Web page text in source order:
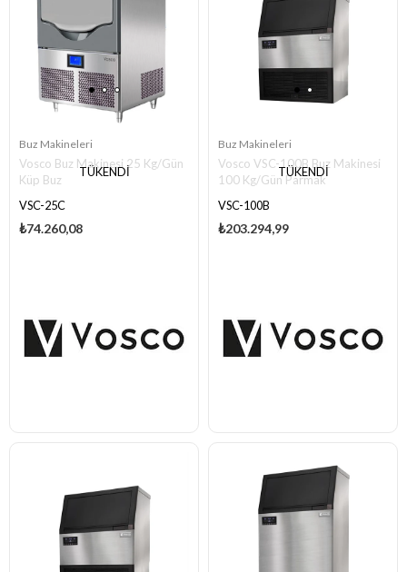
TÜKENDI
Buz Makineleri
Vosco Buz Makinesi 25 Kg/Gün
Küp Buz
VSC-25C
₺74.260,08
TÜKENDI
Buz Makineleri
Vosco VSC-100B Buz Makinesi
100 Kg/Gün Parmak
VSC-100B
₺203.294,99